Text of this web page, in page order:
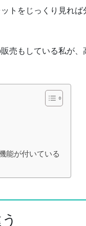
トをじっくり見れ
売もしている私が
能が付いている